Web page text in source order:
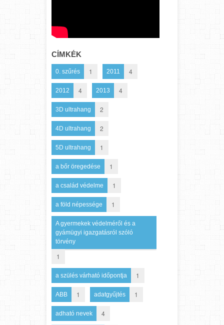
CÍMKÉK
0. szűrés 1 2011 4
2012 4 2013 4
3D ultrahang 2
4D ultrahang 2
5D ultrahang 1
a bőr öregedése 1
a család védelme 1
a föld népessége 1
A gyermekek védelméről és a
gyámügyi igazgatásról szóló
törvény
1
a szülés várható időpontja 1
ABB 1 adatgyűjtés 1
adható nevek 4